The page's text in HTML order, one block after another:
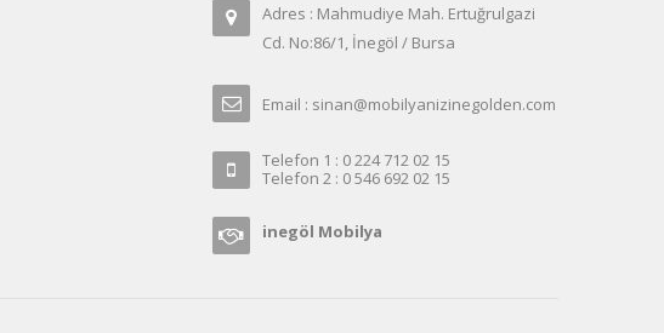
Adres : Mahmudiye Mah. Ertuğrulgazi
Cd. No:86/1, İnegöl / Bursa
Email : sinan@mobilyanizinegolden.com
Telefon 1 : 0 224 712 02 15
Telefon 2 : 0 546 692 02 15
inegöl Mobilya